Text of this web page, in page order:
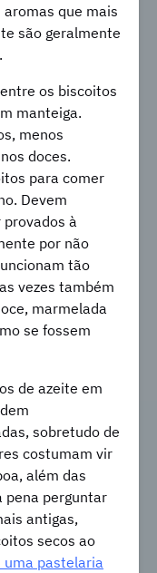
que mais
são geralmente
os biscoitos
manteiga.
menos
doces.
para comer
Devem
à
por não
tão
vezes também
marmelada
se fossem
de azeite em
sobretudo de
costumam vir
além das
pena perguntar
antigas,
secos ao
uma pastelaria